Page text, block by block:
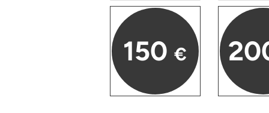
150 €